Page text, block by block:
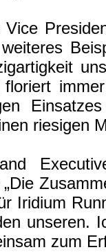
riesigen
Iridium
unseren.
zum